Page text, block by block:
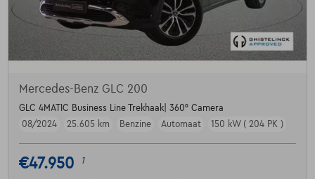
Mercedes-Benz GLC 200
GLC 4MATIC Business Line Trekhaak| 360° Camera
08/2024
25.605 km Benzine Automaat 150 kW ( 204 PK )
€47.950 1